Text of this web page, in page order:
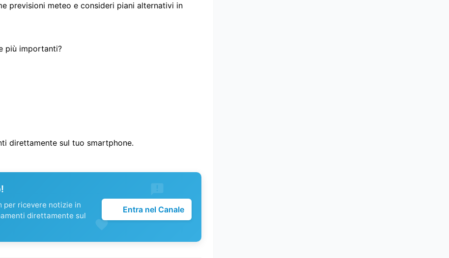
previsioni meteo e consideri piani alternativi in
più importanti?
direttamente sul tuo smartphone.
per ricevere notizie in
direttamente sul
Entra nel Canale